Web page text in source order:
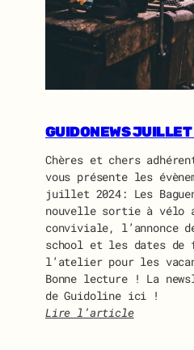
S
S
E
M
B
E
É
N
É
R
A
L
D
E
G
GUIDONEWS
Chères et chers
vous présente les
juillet 2024: Les
nouvelle sortie à vélo
conviviale, l’annonce
school et les dates de
l’atelier pour les
Bonne lecture ! La
de Guidoline ici !
Lire l’article